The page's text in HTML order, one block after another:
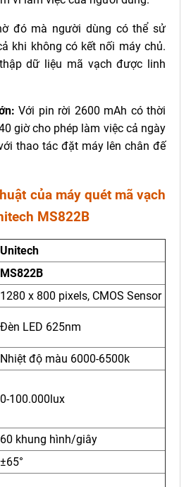
đó mà người dùng có thể sử
khi không có kết nối máy chủ.
dữ liệu mã vạch được linh
Với pin rời 2600 mAh có thời
giờ cho phép làm việc cả ngày
thao tác đặt máy lên chân đế
của máy quét mã vạch
MS822B
Unitech
MS822B
1280 x 800 pixels, CMOS Sensor
Đèn LED 625nm
Nhiệt độ màu 6000-6500k
0-100.000lux
60 khung hình/giây
±65°